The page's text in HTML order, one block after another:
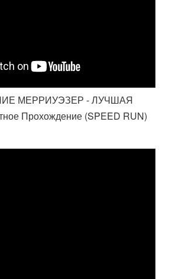
МЕРРИУЭЗЕР - ЛУЧШАЯ
Прохождение (SPEED RUN)